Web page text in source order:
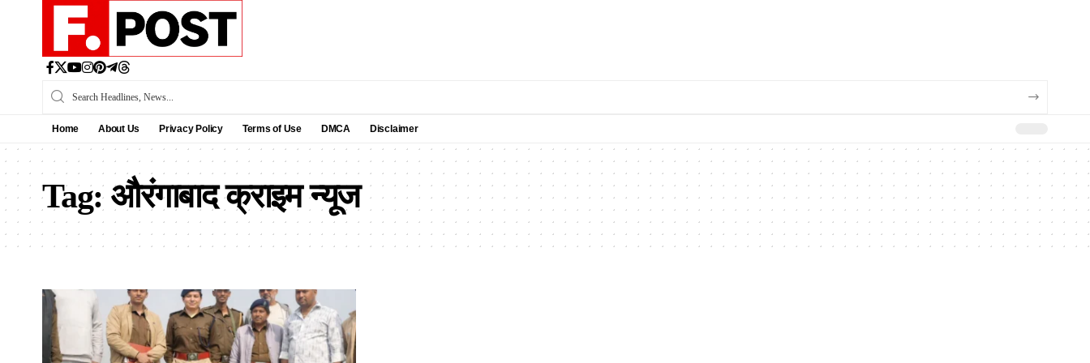
Home About Us Privacy Policy Terms of Use DMCA Disclaimer
Tag:औरंगाबाद क्राइम न्यूज